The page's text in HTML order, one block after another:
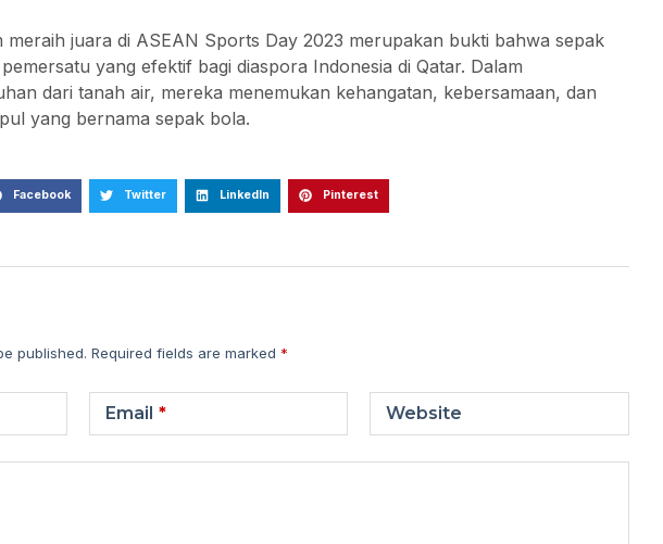
meraih juara di ASEAN Sports Day 2023 merupakan bukti bahwa sepak
yang efektif bagi diaspora Indonesia di Qatar. Dalam
dari tanah air, mereka menemukan kehangatan, kebersamaan, dan
yang bernama sepak bola.
Facebook Twitter LinkedIn Pinterest
published. Required fields are marked *
Email * Website